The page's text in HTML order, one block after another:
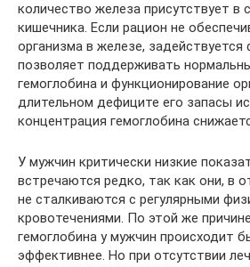
количество железа присутствует в
кишечника. Если рацион не
организма в железе,
позволяет поддерживать
гемоглобина и функционирование
длительном дефиците его запасы
концентрация гемоглобина
У мужчин критически низкие
встречаются редко, так как они, в
не сталкиваются с регулярными
кровотечениями. По этой же
гемоглобина у мужчин происходит
эффективнее. Но при отсутствии